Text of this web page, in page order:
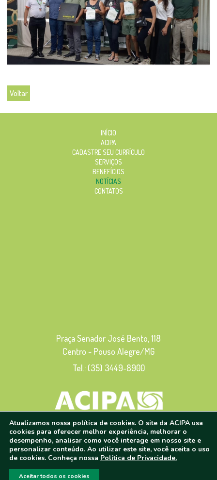
Voltar
INÍCIO
ACIPA
CADASTRE SEU CURRÍCULO
SERVIÇOS
BENEFÍCIOS
NOTÍCIAS
CONTATOS
Praça Senador José Bento, 118
Centro - Pouso Alegre/MG
Tel.: (35) 3449-8900
© 2020 - 2024 | Todos os direitos reservados
POLÍTICA DE PRIVACIDADE
Atualizamos nossa política de cookies. O site da ACIPA usa
cookies para oferecer melhor experiência, melhorar o
desempenho, analisar como você interage em nosso site e
personalizar conteúdo. Ao utilizar este site, você aceita o uso
de cookies. Conheça nossa Política de Privacidade.
Aceitar todos os cookies